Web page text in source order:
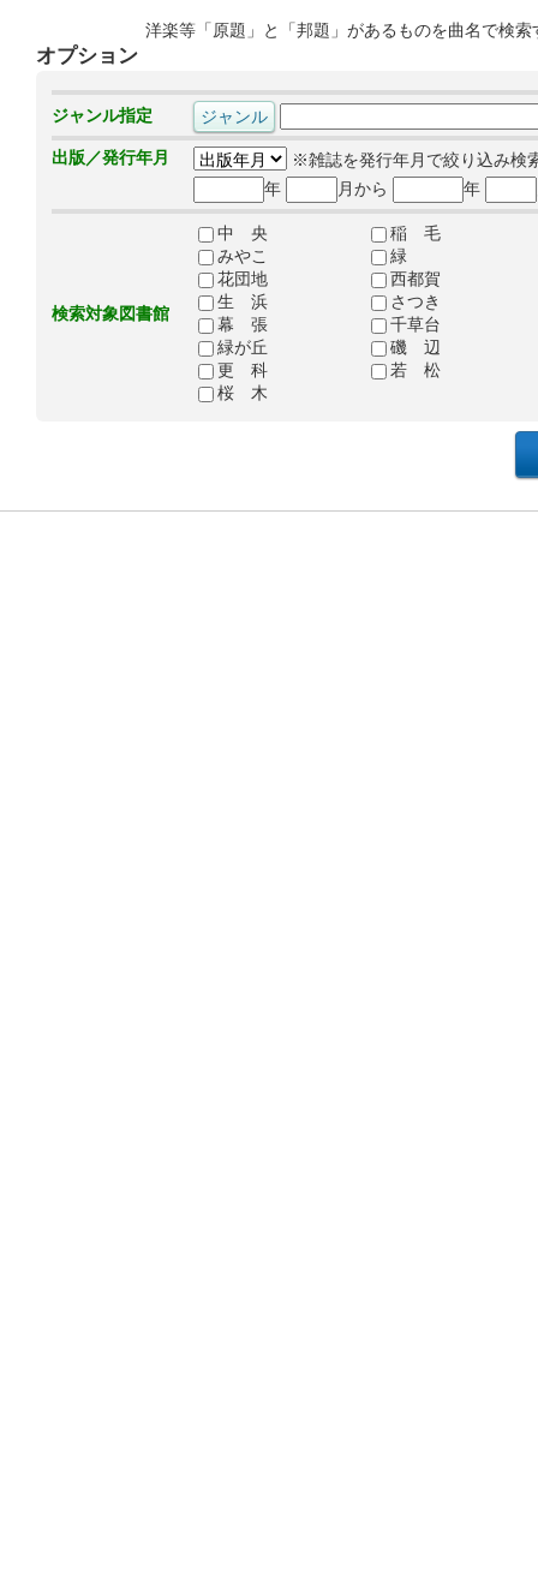
洋楽等「原題」と「邦題」があるものを曲名で検
オプション
ジャンル指定
出版／発行年月
※雑誌を発行年月で絞り込み検
年
月から 年
検索対象図書館
中 央
稲 毛
みやこ
緑
花団地
西都賀
生 浜
さつき
幕 張
千草台
緑が丘
磯 辺
更 科
若 松
桜 木